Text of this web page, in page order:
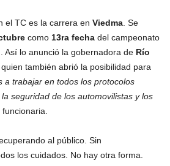
el TC es la carrera en Viedma . Se
como 13ra fecha del campeonato
. Así lo anunció la gobernadora de Río
, quien también abrió la posibilidad para
a trabajar en todos los protocolos
seguridad de los automovilistas y los
al público. Sin
los cuidados. No hay otra forma.